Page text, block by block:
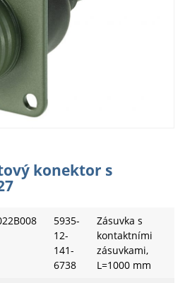
konektor s
5935-
12-
141-
6738
Zásuvka s
kontaktními
zásuvkami,
L=1000 mm